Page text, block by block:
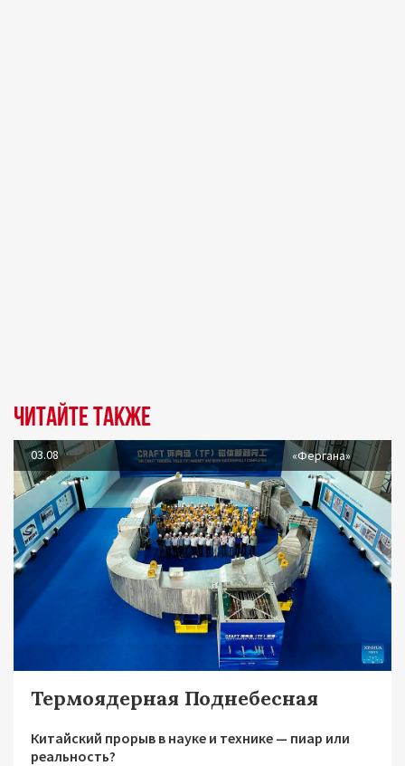
Читайте также
03.08 «Фергана»
Термоядерная Поднебесная
Китайский прорыв в науке и технике — пиар или
реальность?